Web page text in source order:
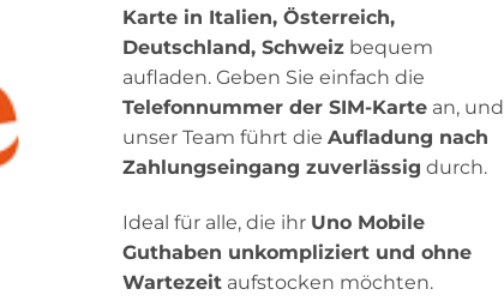
Karte in Italien, Österreich,
Deutschland, Schweiz bequem
aufladen. Geben Sie einfach die
Telefonnummer der SIM-Karte an, und
unser Team führt die Aufladung nach
Zahlungseingang zuverlässig durch.
Ideal für alle, die ihr Uno Mobile
Guthaben unkompliziert und ohne
Wartezeit aufstocken möchten.